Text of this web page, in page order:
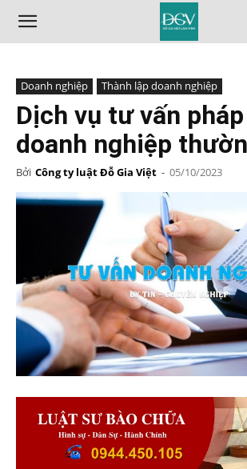
Doanh nghiệp Thành lập doanh nghiệp
Dịch vụ tư vấn
doanh nghiệp
Bởi Công ty luật Đỗ Gia Việt - 05/10/2023